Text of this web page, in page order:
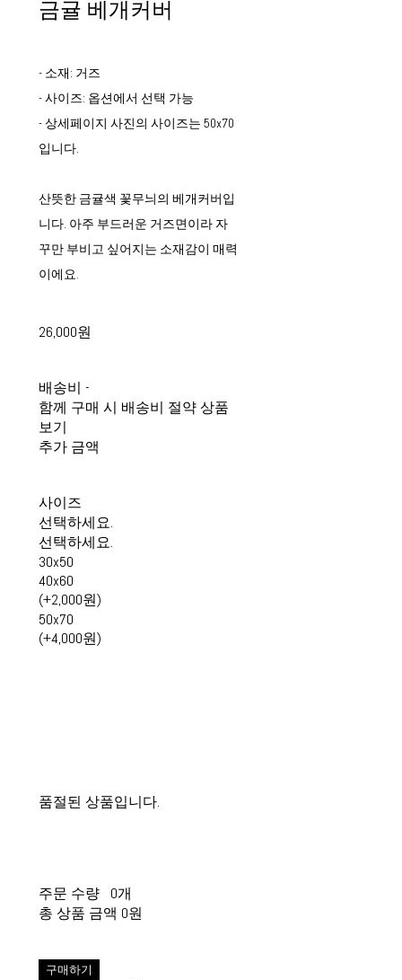
금귤 베개커버
- 소재: 거즈
- 사이즈: 옵션에서 선택 가능
- 상세페이지 사진의 사이즈는 50x70
입니다.
산뜻한 금귤색 꽃무늬의 베개커버입
니다. 아주 부드러운 거즈면이라 자
꾸만 부비고 싶어지는 소재감이 매력
이에요.
26,000원
배송비 -
함께 구매 시 배송비 절약 상품
보기
추가 금액
사이즈
선택하세요.
선택하세요.
30x50
40x60
(+2,000원)
50x70
(+4,000원)
품절된 상품입니다.
주문 수량
0개
총 상품 금액 0원
구매하기